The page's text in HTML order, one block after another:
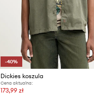
-40%
Dickies koszula
Cena aktualna:
173,99 zł